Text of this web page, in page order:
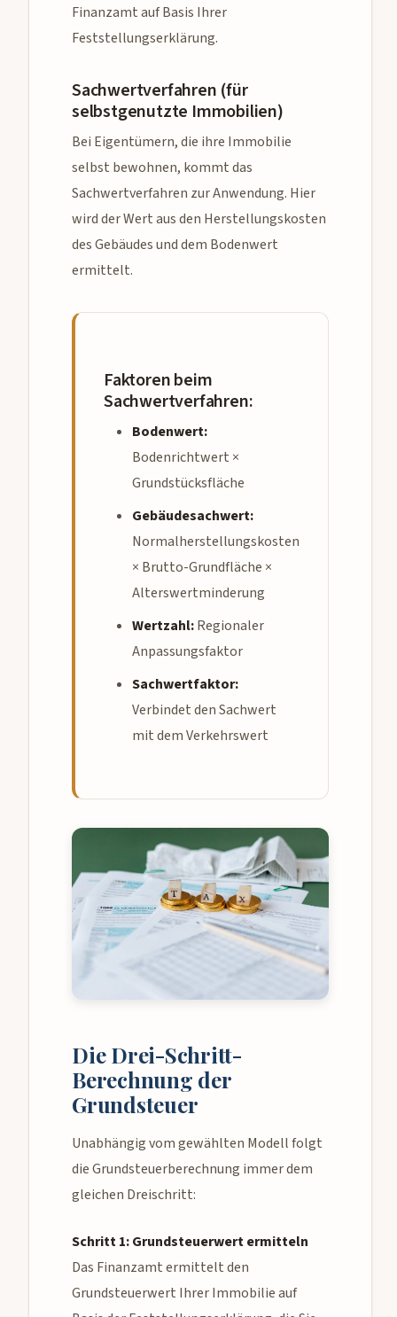
Finanzamt auf Basis Ihrer
Feststellungserklärung.
Sachwertverfahren (für
selbstgenutzte Immobilien)
Bei Eigentümern, die ihre Immobilie
selbst bewohnen, kommt das
Sachwertverfahren zur Anwendung. Hier
wird der Wert aus den Herstellungskosten
des Gebäudes und dem Bodenwert
ermittelt.
Faktoren beim
Sachwertverfahren:
Bodenwert:
Bodenrichtwert ×
Grundstücksfläche
Gebäudesachwert:
Normalherstellungskosten
× Brutto-Grundfläche ×
Alterswertminderung
Wertzahl:Regionaler
Anpassungsfaktor
Sachwertfaktor:
Verbindet den Sachwert
mit dem Verkehrswert
Die Drei-Schritt-
Berechnung der
Grundsteuer
Unabhängig vom gewählten Modell folgt
die Grundsteuerberechnung immer dem
gleichen Dreischritt:
Schritt 1: Grundsteuerwert ermitteln
Das Finanzamt ermittelt den
Grundsteuerwert Ihrer Immobilie auf